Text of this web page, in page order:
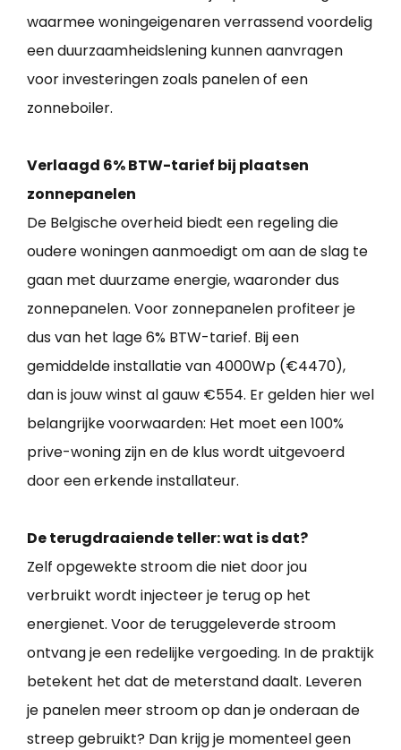
waarmee woningeigenaren verrassend voordelig
een duurzaamheidslening kunnen aanvragen
voor investeringen zoals panelen of een
zonneboiler.
Verlaagd 6% BTW-tarief bij plaatsen
zonnepanelen
De Belgische overheid biedt een regeling die
oudere woningen aanmoedigt om aan de slag te
gaan met duurzame energie, waaronder dus
zonnepanelen. Voor zonnepanelen profiteer je
dus van het lage 6% BTW-tarief. Bij een
gemiddelde installatie van 4000Wp (€4470),
dan is jouw winst al gauw €554. Er gelden hier wel
belangrijke voorwaarden: Het moet een 100%
prive-woning zijn en de klus wordt uitgevoerd
door een erkende installateur.
De terugdraaiende teller: wat is dat?
Zelf opgewekte stroom die niet door jou
verbruikt wordt injecteer je terug op het
energienet. Voor de teruggeleverde stroom
ontvang je een redelijke vergoeding. In de praktijk
betekent het dat de meterstand daalt. Leveren
je panelen meer stroom op dan je onderaan de
streep gebruikt? Dan krijg je momenteel geen